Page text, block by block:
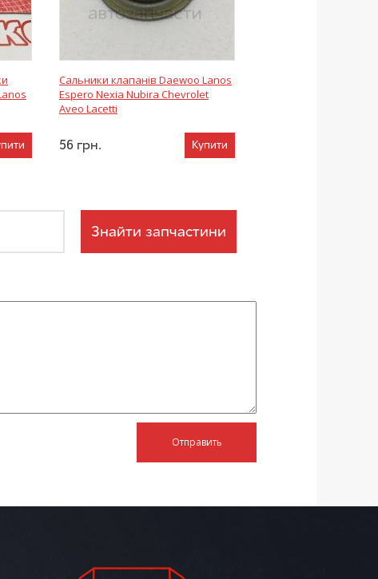
Сальники клапанів Daewoo Lanos
Espero Nexia Nubira Chevrolet
Aveo Lacetti
56 грн. Купити
Знайти запчастини
Отправить